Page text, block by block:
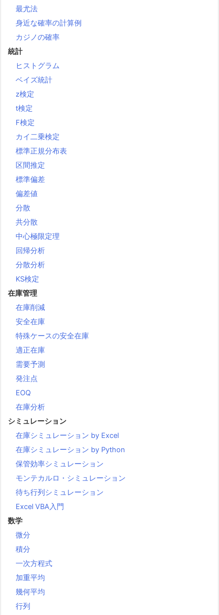
最尤法
身近な確率の計算例
カジノの確率
統計
ヒストグラム
ベイズ統計
z検定
t検定
F検定
カイ二乗検定
標準正規分布表
区間推定
標準偏差
偏差値
分散
共分散
中心極限定理
回帰分析
分散分析
KS検定
在庫管理
在庫削減
安全在庫
特殊ケースの安全在庫
適正在庫
需要予測
発注点
EOQ
在庫分析
シミュレーション
在庫シミュレーション by Excel
在庫シミュレーション by Python
保管効率シミュレーション
モンテカルロ・シミュレーション
待ち行列シミュレーション
Excel VBA入門
数学
微分
積分
一次方程式
加重平均
幾何平均
行列